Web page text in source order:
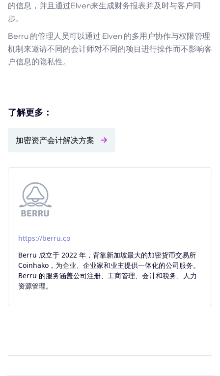
的信息，并且通过Elven来生成财务报表并及时与客户同
步。
Berru 的管理人员可以通过 Elven 的多用户协作与权限管理
机制来邀请不同的会计师对不同的项目进行操作而不影响客
户信息的隐私性。
了解更多：
加密资产会计解决方案
https://berru.co
Berru 成立于 2022 年，背靠新加坡最大的加密货币交易所
Coinhako，为企业、企业家和业主提供一体化的公司服务。
Berru 的服务涵盖公司注册、工商管理、会计和税务、人力
资源管理。